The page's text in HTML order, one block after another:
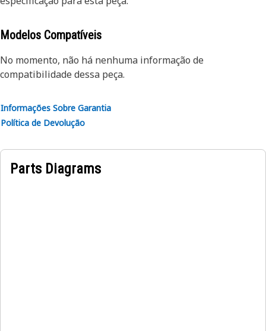
Modelos Compatíveis
No momento, não há nenhuma informação de
compatibilidade dessa peça.
Informações Sobre Garantia
Política de Devolução
Parts Diagrams